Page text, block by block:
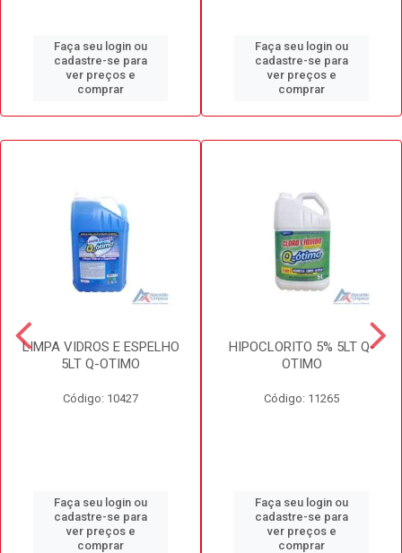
Faça seu login ou
cadastre-se para
ver preços e
comprar
Faça seu login ou
cadastre-se para
ver preços e
comprar
LIMPA VIDROS E ESPELHO
5LT Q-OTIMO
Código: 10427
Faça seu login ou
cadastre-se para
ver preços e
comprar
HIPOCLORITO 5% 5LT Q-
OTIMO
Código: 11265
Faça seu login ou
cadastre-se para
ver preços e
comprar